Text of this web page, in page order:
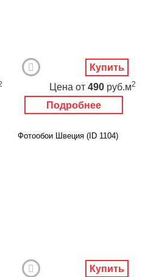
Подробнее
Цена от 490 руб.м2
Купить
Фотообои Швеция (ID 1104)
Купить